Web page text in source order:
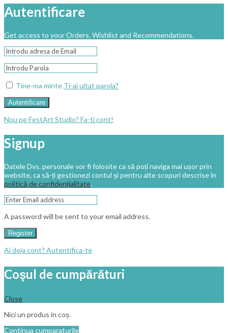
Autentificare
Get access to your Orders, Wishlist and Recommendations.
Tine-ma minte Ti-ai uitat parola?
Autentificare
Nou pe FestArt Studio? Fa-ti cont!
Signup
Datele Dvs. personale vor fi folosite ca să poți naviga mai ușor prin
website, ca să-ți gestionezi contul și pentru alte scopuri descrise în
politică de confidențialitate.
A password will be sent to your email address.
Register
Ai deja cont? Autentifica-te
Coşul de cumpărături
Close
Nici un produs in coș.
Continua cumparaturile